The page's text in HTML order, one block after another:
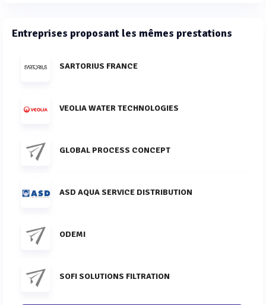
Entreprises proposant les mêmes prestations
SARTORIUS FRANCE
VEOLIA WATER TECHNOLOGIES
GLOBAL PROCESS CONCEPT
ASD AQUA SERVICE DISTRIBUTION
ODEMI
SOFI SOLUTIONS FILTRATION